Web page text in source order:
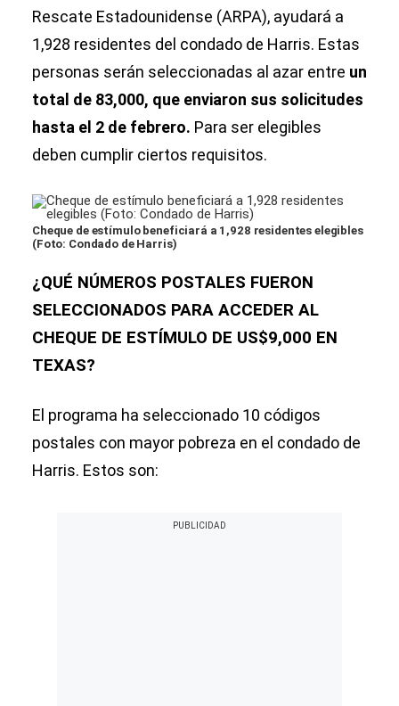
Rescate Estadounidense (ARPA), ayudará a
1,928 residentes del condado de Harris. Estas
personas serán seleccionadas al azar entre un
total de 83,000, que enviaron sus solicitudes
hasta el 2 de febrero. Para ser elegibles
deben cumplir ciertos requisitos.
Cheque de estímulo beneficiará a 1,928 residentes elegibles
(Foto: Condado de Harris)
¿QUÉ NÚMEROS POSTALES FUERON
SELECCIONADOS PARA ACCEDER AL
CHEQUE DE ESTÍMULO DE US$9,000 EN
TEXAS?
El programa ha seleccionado 10 códigos
postales con mayor pobreza en el condado de
Harris. Estos son: